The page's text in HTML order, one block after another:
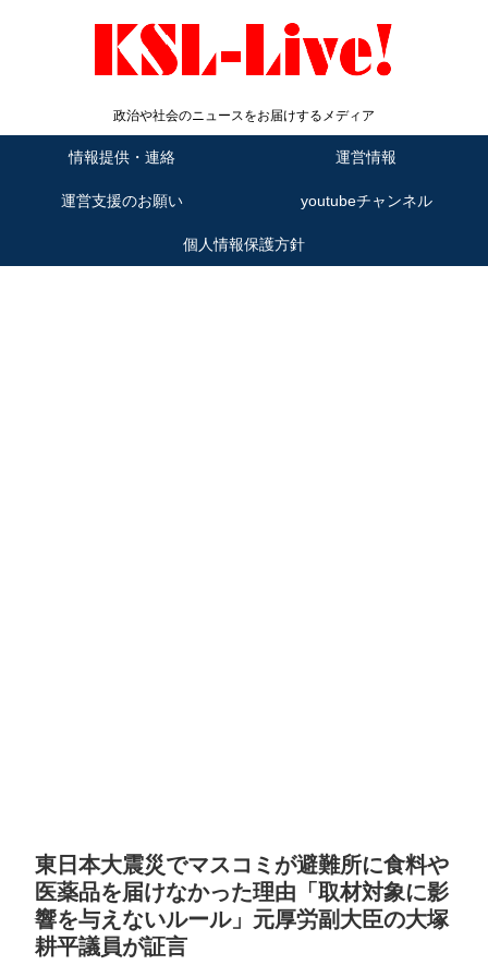
政治や社会のニュースをお届けするメディア
情報提供・連絡 運営情報
運営支援のお願い youtubeチャンネル
個人情報保護方針
東日本大震災でマスコミが避難所に食料や
医薬品を届けなかった理由「取材対象に影
響を与えないルール」元厚労副大臣の大塚
耕平議員が証言